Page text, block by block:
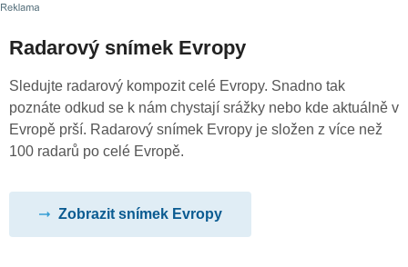
Radarový snímek Evropy
Sledujte radarový kompozit celé Evropy. Snadno tak
poznáte odkud se k nám chystají srážky nebo kde aktuálně v
Evropě prší. Radarový snímek Evropy je složen z více než
100 radarů po celé Evropě.
Zobrazit snímek Evropy